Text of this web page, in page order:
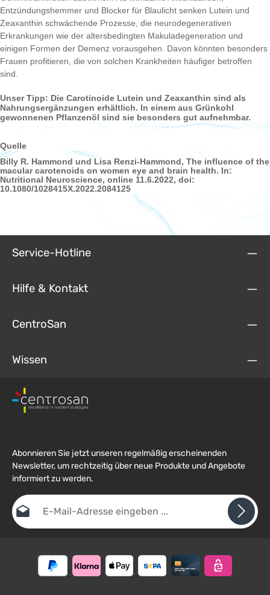
Entzündungshemmer und Blocker für Blaulicht senken Lutein und
Zeaxanthin schwächende Prozesse, die neurodegenerativen
Erkrankungen wie der altersbedingten Makuladegeneration und
einigen Formen der Demenz vorausgehen. Davon könnten besonders
Frauen profitieren, die von solchen Krankheiten häufiger betroffen
sind.
Unser Tipp: Die Carotinoide Lutein und Zeaxanthin sind als
Nahrungsergänzungen erhältlich. In einem aus Grünkohl
gewonnenen Pflanzenöl sind sie besonders gut aufnehmbar.
Quelle
Billy R. Hammond und Lisa Renzi-Hammond, The influence of the
macular carotenoids on women eye and brain health. In:
Nutritional Neuroscience, online 11.6.2022, doi:
10.1080/1028415X.2022.2084125
Service-Hotline
Hilfe & Kontakt
CentroSan
Wissen
Abonnieren Sie jetzt unseren regelmäßig erscheinenden
Newsletter, um rechtzeitig über neue Produkte und Angebote
informiert zu werden.
E-Mail-Adresse*
Ich habe die Datenschutzbestimmungen zur Kenntnis
genommen und dieAGBgelesen und bin mit ihnen
Um weiterzugehen, geben Sie die oben abgebildeten Zeichen ein
Pflichtfelder.